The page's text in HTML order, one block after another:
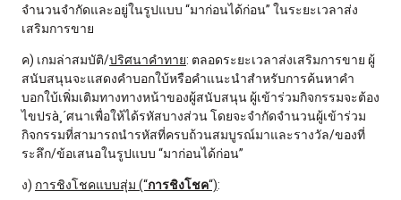
จำนวนจำกัดและอยู่ในรูปแบบ “มาก่อนได้ก่อน” ในระยะเวลาส่ง
เสริมการขาย
ค) เกมล่าสมบัติ/ปริศนาคำทาย: ตลอดระยะเวลาส่งเสริมการขาย ผู้
สนับสนุนจะแสดงคำบอกใบ้หรือคำแนะนำสำหรับการค้นหาคำ
บอกใบ้เพิ่มเติมทางทางหน้าของผู้สนับสนุน ผู้เข้าร่วมกิจกรรมจะต้อง
ไขปรà¸´ศนาเพื่อให้ได้รหัสบางส่วน โดยจะจำกัดจำนวนผู้เข้าร่วม
กิจกรรมที่สามารถนำรหัสที่ครบถ้วนสมบูรณ์มาและรางวัล/ของที่
ระลึก/ข้อเสนอในรูปแบบ “มาก่อนได้ก่อน”
ง) การชิงโชคแบบสุ่ม (“การชิงโชค“):